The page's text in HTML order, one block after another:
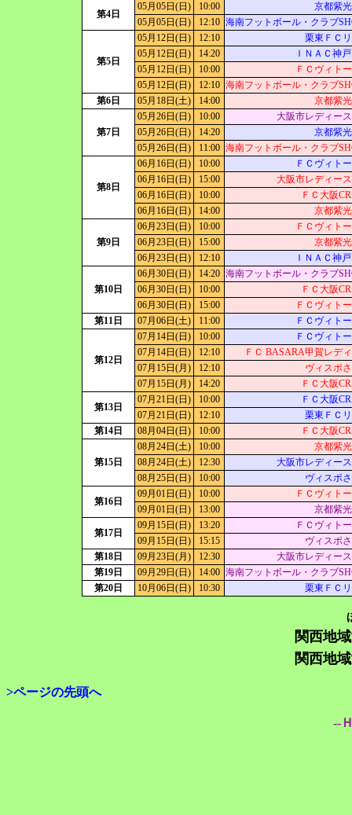
第4日
05月05日(日) 10:00
京都紫
05月05日(日)
12:10 海南フットボール・クラブ
第5日
05月12日(日) 12:10
栗東ＦＣ
05月12日(日)
14:20
ＩＮＡＣ神
05月12日(日)
10:00
ＦＣヴィト
05月12日(日)
12:10 海南フットボール・クラブ
第6日
05月18日(土) 14:00 京都紫
第7日
05月26日(日) 10:00
大阪市レディー
05月26日(日)
14:20
京都紫
05月26日(日)
11:00 海南フットボール・クラブ
第8日
06月16日(日) 10:00
ＦＣヴィト
06月16日(日)
15:00
大阪市レディー
06月16日(日)
10:00
ＦＣ大阪
06月16日(日)
14:00 京都紫
第9日
06月23日(日) 10:00
ＦＣヴィト
06月23日(日)
15:00
京都紫
06月23日(日)
12:10 ＩＮＡＣ神
第10日
06月30日(日) 14:20 海南フットボール・クラブ
06月30日(日)
10:00
ＦＣ大阪
06月30日(日)
15:00
ＦＣヴィト
第11日
07月06日(土) 11:00 ＦＣヴィト
第12日
07月14日(日) 10:00
ＦＣヴィト
07月14日(日)
12:10
ＦＣ BASARA甲賀レデ
07月15日(月)
12:10
ヴィスポ
07月15日(月)
14:20 ＦＣ大阪
第13日
07月21日(日) 10:00
ＦＣ大阪
07月21日(日)
12:10
栗東ＦＣ
第14日
08月04日(日) 10:00 ＦＣ大阪
第15日
08月24日(土) 10:00
京都紫
08月24日(土)
12:30
大阪市レディー
08月25日(日)
10:00 ヴィスポ
第16日
09月01日(日) 10:00
ＦＣヴィト
09月01日(日)
13:00 京都紫
第17日
09月15日(日) 13:20
ＦＣヴィト
09月15日(日)
15:15
ヴィスポ
第18日
09月23日(月) 12:30
大阪市レディー
第19日
09月29日(日) 14:00 海南フットボール・クラブ
第20日
10月06日(日) 10:30 栗東ＦＣ
関西地
関西地
>ページの先頭へ
--